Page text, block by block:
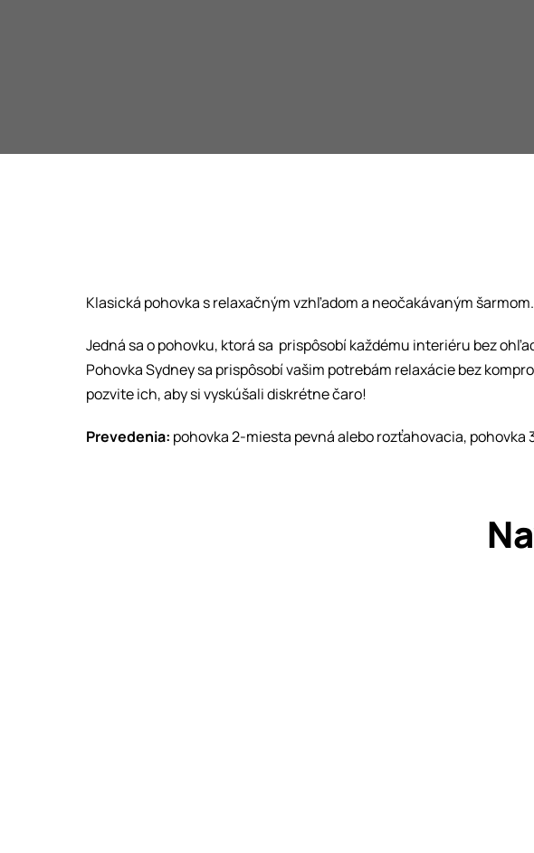
Klasická pohovka s relaxačným vzhľadom a neočakávaným šarmom.
Jedná sa o pohovku, ktorá sa prispôsobí každému interiéru bez
Pohovka Sydney sa prispôsobí vašim potrebám relaxácie bez
pozvite ich, aby si vyskúšali diskrétne čaro!
Prevedenia: pohovka 2-miesta pevná alebo rozťahovacia,